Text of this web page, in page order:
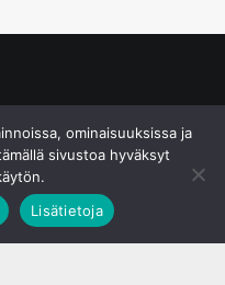
ominaisuuksissa ja
sivustoa hyväksyt
Lisätietoja